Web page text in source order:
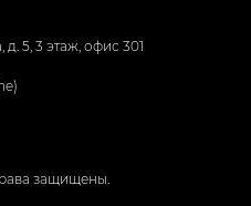
5, 3 этаж, офис 301
защищены.